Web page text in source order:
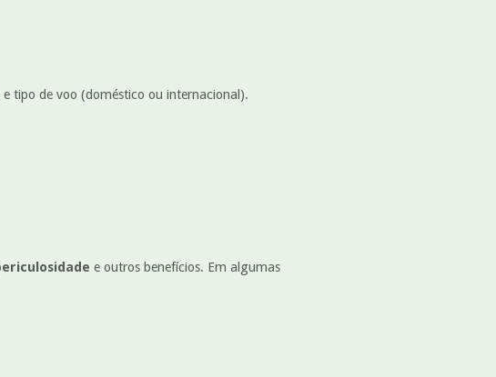
tipo de voo (doméstico ou internacional).
e outros benefícios. Em algumas